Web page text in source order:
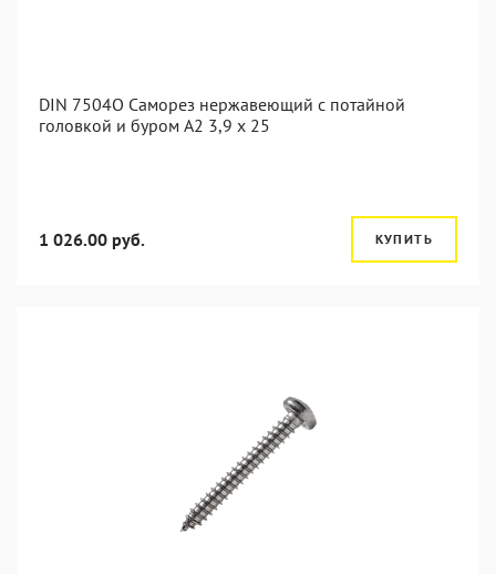
DIN 7504O Саморез нержавеющий с потайной
головкой и буром А2 3,9 x 25
1 026.00 руб. КУПИТЬ